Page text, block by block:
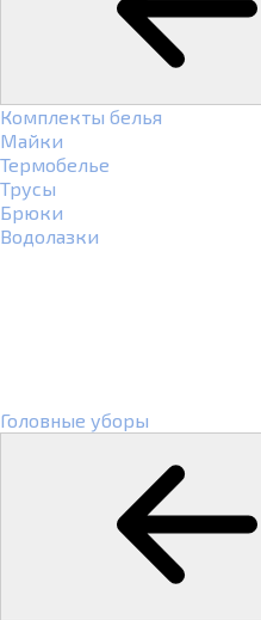
Комплекты белья
Майки
Термобелье
Трусы
Брюки
Водолазки
Головные уборы